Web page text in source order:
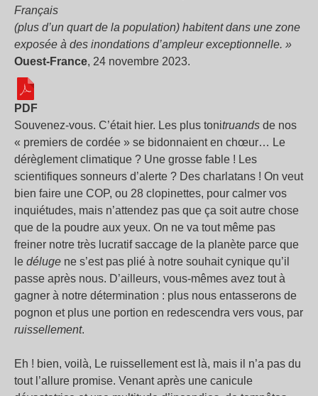
Français
(plus d’un quart de la population) habitent dans une zone
exposée à des inondations d’ampleur exceptionnelle. »
Ouest-France, 24 novembre 2023.
PDF
Souvenez-vous. C’était hier. Les plus tonitruands de nos
« premiers de cordée » se bidonnaient en chœur… Le
dérèglement climatique ? Une grosse fable ! Les
scientifiques sonneurs d’alerte ? Des charlatans ! On veut
bien faire une COP, ou 28 clopinettes, pour calmer vos
inquiétudes, mais n’attendez pas que ça soit autre chose
que de la poudre aux yeux. On ne va tout même pas
freiner notre très lucratif saccage de la planète parce que
le déluge ne s’est pas plié à notre souhait cynique qu’il
passe après nous. D’ailleurs, vous-mêmes avez tout à
gagner à notre détermination : plus nous entasserons de
pognon et plus une portion en redescendra vers vous, par
ruissellement.
Eh ! bien, voilà, Le ruissellement est là, mais il n’a pas du
tout l’allure promise. Venant après une canicule